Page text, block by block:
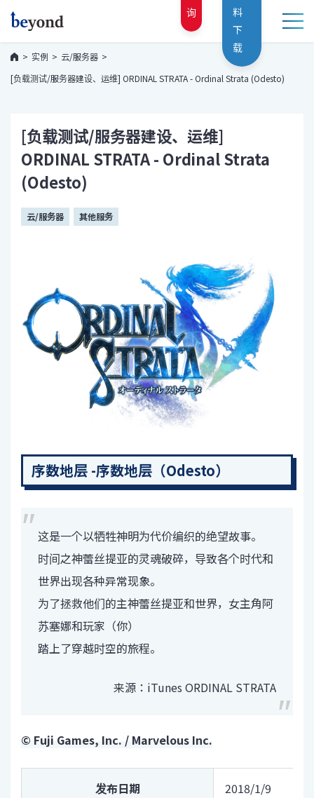
询
料
下
载
实例
云/服务器
[负载测试/服务器建设、运维] ORDINAL STRATA - Ordinal Strata (Odesto)
[负载测试/服务器建设、运维]
ORDINAL STRATA - Ordinal Strata
(Odesto)
云/服务器 其他服务
序数地层 -序数地层（Odesto）
这是一个以牺牲神明为代价编织的绝望故事。
时间之神蕾丝提亚的灵魂破碎，导致各个时代和
世界出现各种异常现象。
为了拯救他们的主神蕾丝提亚和世界，女主角阿
苏塞娜和玩家（你）
踏上了穿越时空的旅程。
来源：iTunes ORDINAL STRATA
© Fuji Games, Inc. / Marvelous Inc.
发布日期 2018/1/9